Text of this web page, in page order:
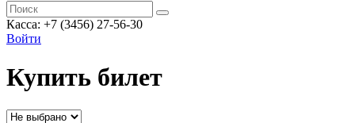
Касса: +7 (3456) 27-56-30
Войти
Купить билет